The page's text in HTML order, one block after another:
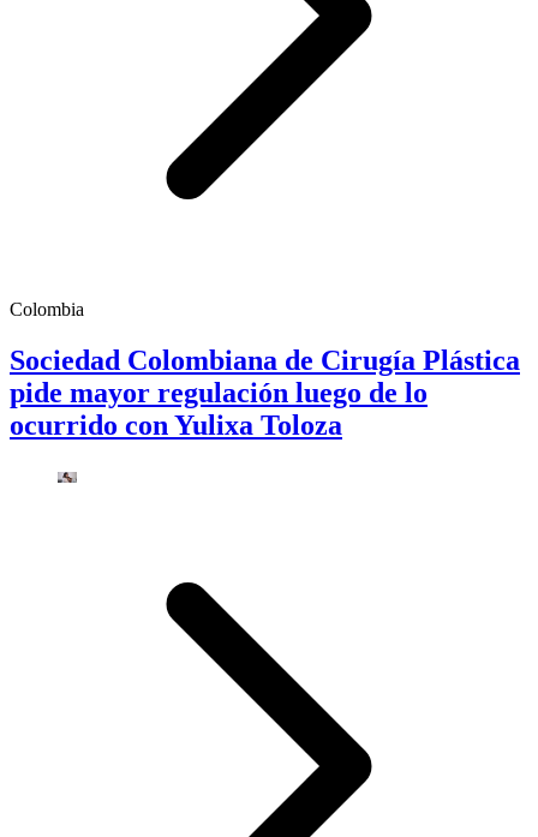
Colombia
Sociedad Colombiana de Cirugía Plástica
pide mayor regulación luego de lo
ocurrido con Yulixa Toloza